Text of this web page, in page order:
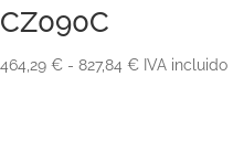
CZ090C
464,29 € - 827,84 €Rango
IVA incluido